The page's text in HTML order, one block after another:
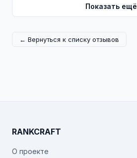
Показать ещё
← Вернуться к списку отзывов
RANKCRAFT
О проекте